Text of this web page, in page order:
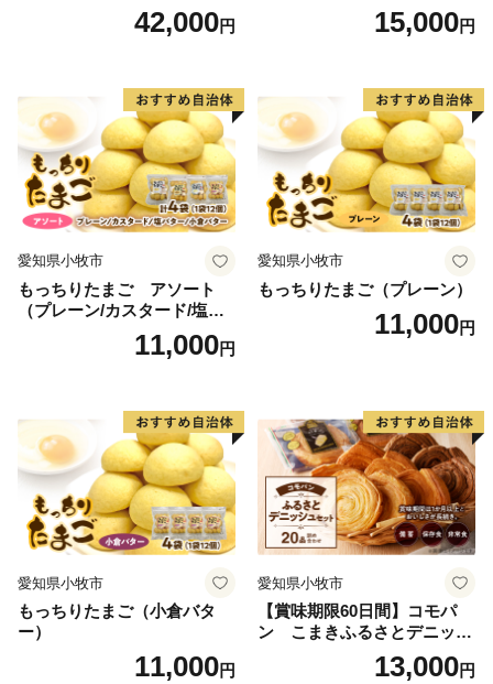
クロワッサンセット（計90
個）／災害用備蓄 保存食 非
42,000円 15,000円
愛知県小牧市
もっちりたまご アソート
（プレーン/カスタード/塩バ
ター/小倉バター）11,000円
愛知県小牧市
もっちりたまご（プレーン）
11,000円
愛知県小牧市
もっちりたまご（小倉バタ
ー）
11,000円
愛知県小牧市
【賞味期限60日間】コモパ
ン こまきふるさとデニッシ
ュセット（20個入り）／災害
用備蓄 保存食 非常食 防災グ
13,000円